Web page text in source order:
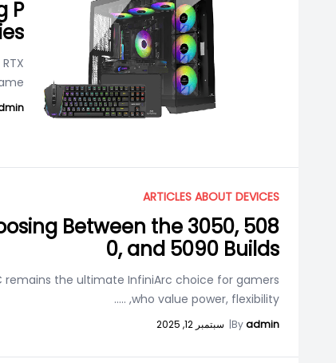
P
ARTICLES ABOUT DEVICES
Between the 3050, 508
0, and 5090 Builds
the ultimate InfiniArc choice for gamers
who value power, flexibility,
.....
Byadmin
| سبتمبر 12, 2025